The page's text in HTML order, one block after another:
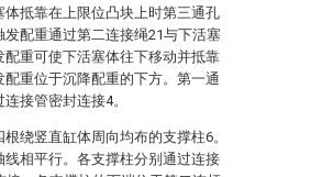
抵靠在上限位凸块上时第三通孔
配重通过第二连接绳21与下活塞
重可使下活塞体往下移动并抵靠
重位于沉降配重的下方。第一通
接管密封连接4。
绕竖直缸体周向均布的支撑柱6。
相平行。各支撑柱分别通过连接